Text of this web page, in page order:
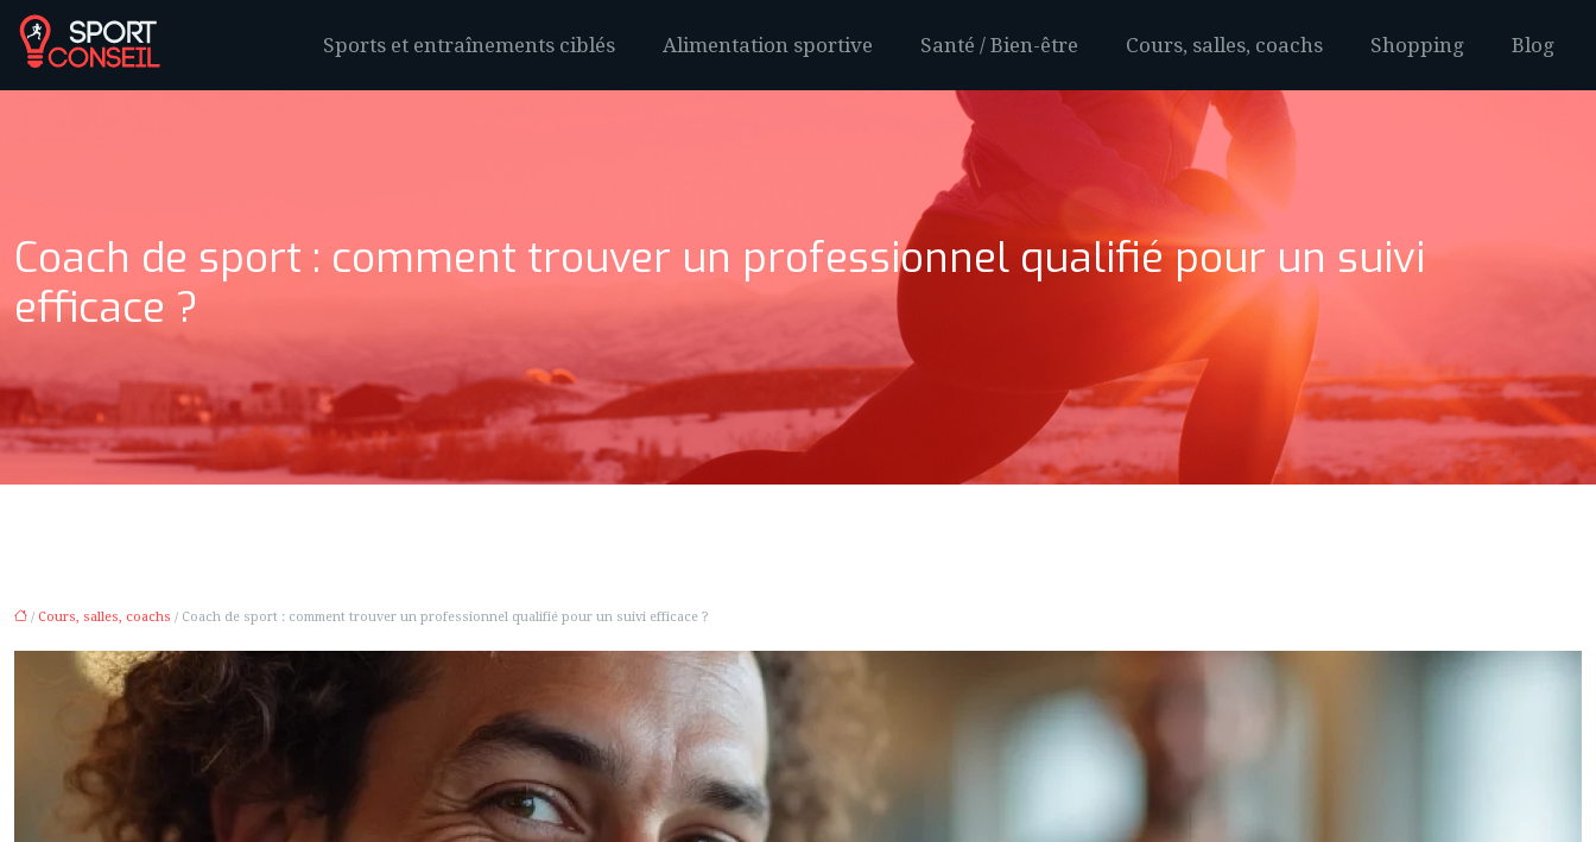
Sports et entraînements ciblés Alimentation sportive Santé / Bien-être Cours, salles, coachs Shopping Blog
Coach de sport : comment trouver un professionnel qualifié pour un suivi
efficace ?
/ Cours, salles, coachs / Coach de sport : comment trouver un professionnel qualifié pour un suivi efficace ?